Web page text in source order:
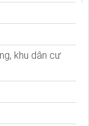
khu dân cư